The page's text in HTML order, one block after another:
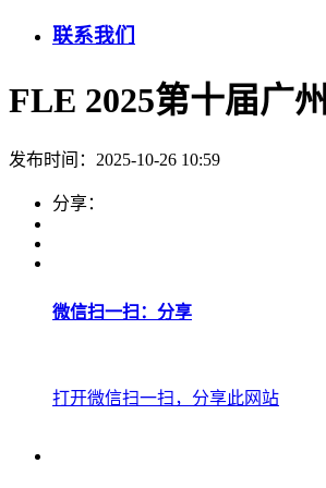
联系我们
FLE 2025第十届广
发布时间：2025-10-26 10:59
分享：
微信扫一扫：分享
打开微信扫一扫，分享此网站